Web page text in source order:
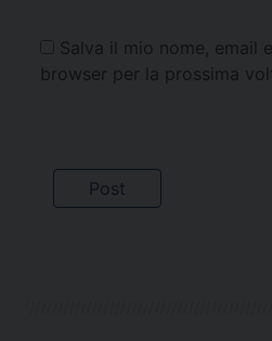
Salva il mio nome, email
browser per la prossima